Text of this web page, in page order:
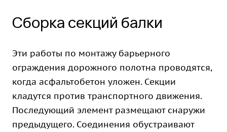
Сборка секций балки
Эти работы по монтажу барьерного
ограждения дорожного полотна проводятся,
когда асфальтобетон уложен. Секции
кладутся против транспортного движения.
Последующий элемент размещают снаружи
предыдущего. Соединения обустраивают